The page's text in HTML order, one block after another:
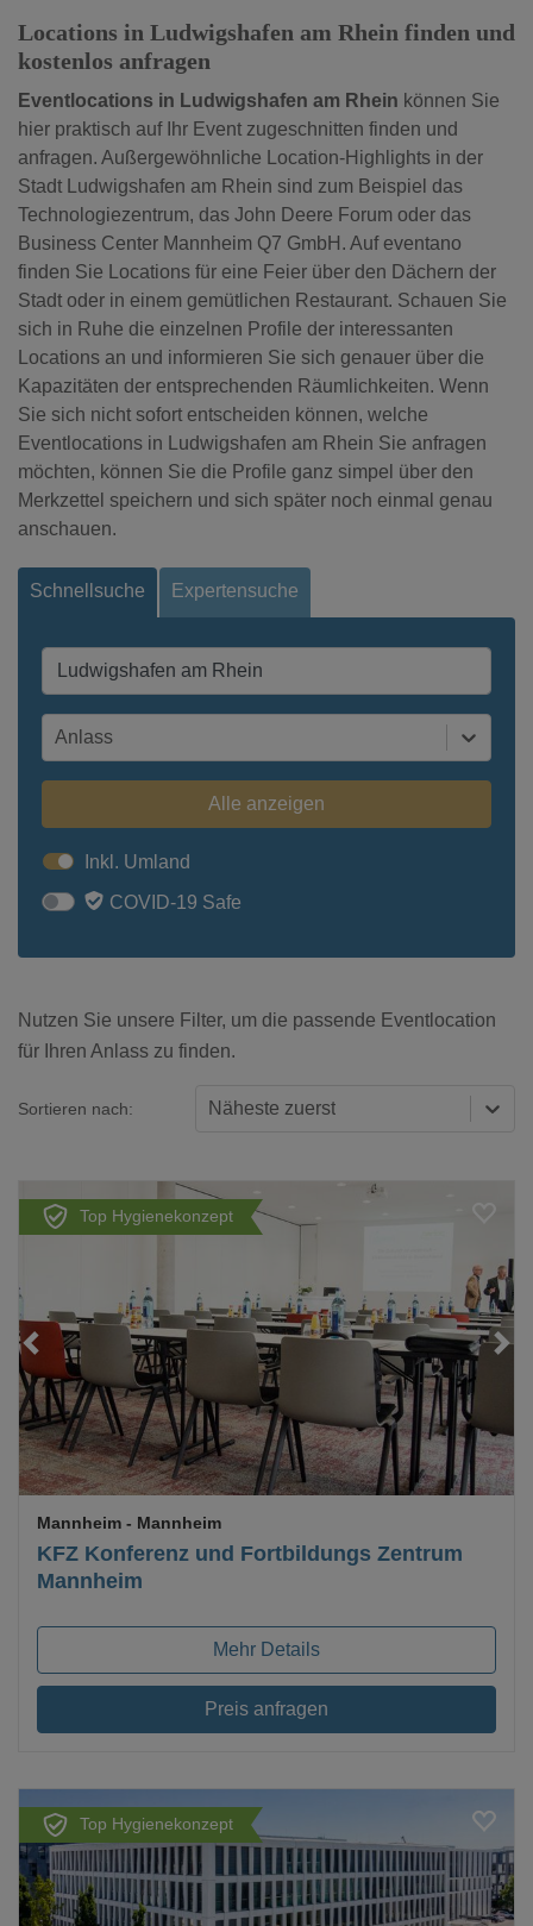
Locations in Ludwigshafen am Rhein finden und
kostenlos anfragen
Eventlocations in Ludwigshafen am Rhein können Sie
hier praktisch auf Ihr Event zugeschnitten finden und
anfragen. Außergewöhnliche Location-Highlights in der
Stadt Ludwigshafen am Rhein sind zum Beispiel das
Technologiezentrum, das John Deere Forum oder das
Business Center Mannheim Q7 GmbH. Auf eventano
finden Sie Locations für eine Feier über den Dächern der
Stadt oder in einem gemütlichen Restaurant. Schauen Sie
sich in Ruhe die einzelnen Profile der interessanten
Locations an und informieren Sie sich genauer über die
Kapazitäten der entsprechenden Räumlichkeiten. Wenn
Sie sich nicht sofort entscheiden können, welche
Eventlocations in Ludwigshafen am Rhein Sie anfragen
möchten, können Sie die Profile ganz simpel über den
Merkzettel speichern und sich später noch einmal genau
anschauen.
Schnellsuche Expertensuche
Anlass
Alle anzeigen
Inkl. Umland
COVID-19 Safe
Nutzen Sie unsere Filter, um die passende Eventlocation
für Ihren Anlass zu finden.
Sortieren nach: Näheste zuerst
Top Hygienekonzept
Loading...
KFZ Konferenz und Fortbildungs Zentrum
Mannheim
Mannheim - Mannheim
Mehr Details
Preis anfragen
Top Hygienekonzept